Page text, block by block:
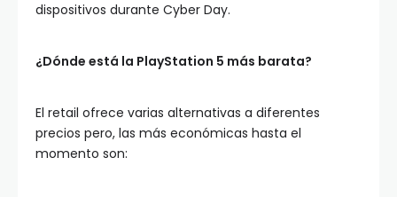
dispositivos durante Cyber Day.
¿Dónde está la PlayStation 5 más barata?
El retail ofrece varias alternativas a diferentes
precios pero, las más económicas hasta el
momento son: